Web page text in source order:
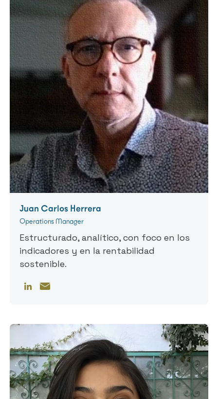
Juan Carlos Herrera
Operations Manager
Estructurado, analítico, con foco en los
indicadores y en la rentabilidad
sostenible.